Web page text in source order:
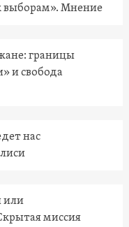
выборам». Мнение
границы
и свобода
нас
или
миссия